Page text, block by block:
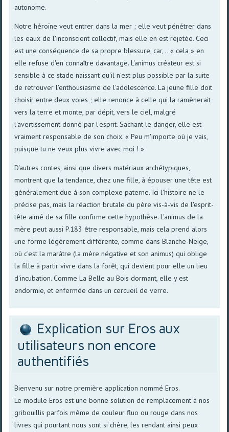
autonome.
Notre héroïne veut entrer dans la mer ; elle veut pénétrer dans
les eaux de l'inconscient collectif, mais elle en est rejetée. Ceci
est une conséquence de sa propre blessure, car, .. « cela » en
elle refuse d'en connaître davantage. L'animus créateur est si
sensible à ce stade naissant qu'il n'est plus possible par la suite
de retrouver l'enthousiasme de l'adolescence. La jeune fille doit
choisir entre deux voies ; elle renonce à celle qui la ramènerait
vers la terre et monte, par dépit, vers le ciel, malgré
l'avertissement donné par l'esprit. Sachant le danger, elle est
vraiment responsable de son choix. « Peu m'importe où je vais,
puisque tu ne veux plus vivre avec moi ! »
D'autres contes, ainsi que divers matériaux archétypiques,
montrent que la tendance, chez une fille, à épouser une tête est
généralement due à son complexe paterne. Ici l'histoire ne le
précise pas, mais la réaction brutale du père vis-à-vis de l'esprit-
tête aimé de sa fille confirme cette hypothèse. L'animus de la
mère peut aussi P.183 être responsable, mais cela prend alors
une forme légèrement différente, comme dans Blanche-Neige,
où c'est la marâtre (la mère négative et son animus) qui oblige
la fille à partir vivre dans la forêt, qui devient pour elle un lieu
d'incubation. Comme La Belle au Bois dormant, elle y est
endormie, et enfermée dans un cercueil de verre.
Explication sur Eros aux
utilisateurs non encore
authentifiés
Bienvenu sur notre première application nommé Eros.
Le module Eros est une bonne solution de remplacement à nos
gribouillis parfois même de couleur fluo ou rouge dans nos
livres qui pourtant nous sont si chère, les rendant ainsi peux